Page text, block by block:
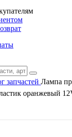
запчастей Лампа
оранжевый